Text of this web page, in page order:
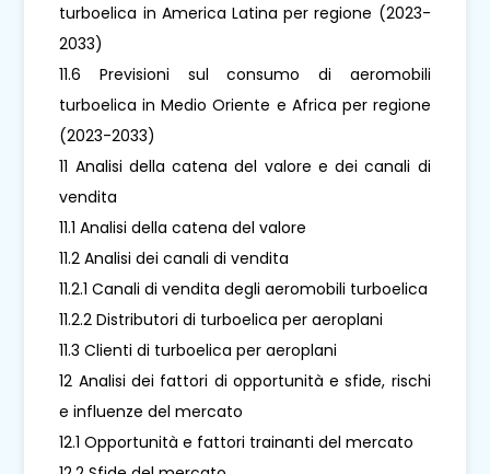
turboelica in America Latina per regione (2023-
2033)
11.6 Previsioni sul consumo di aeromobili
turboelica in Medio Oriente e Africa per regione
(2023-2033)
11 Analisi della catena del valore e dei canali di
vendita
11.1 Analisi della catena del valore
11.2 Analisi dei canali di vendita
11.2.1 Canali di vendita degli aeromobili turboelica
11.2.2 Distributori di turboelica per aeroplani
11.3 Clienti di turboelica per aeroplani
12 Analisi dei fattori di opportunità e sfide, rischi
e influenze del mercato
12.1 Opportunità e fattori trainanti del mercato